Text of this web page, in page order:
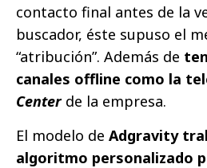
contacto final antes de la
buscador, éste supuso el
“atribución”. Además de
canales offline como la
Center de la empresa.
El modelo de Adgravity
algoritmo personalizado